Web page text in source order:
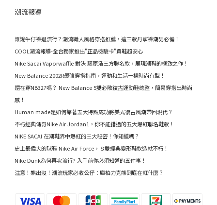
潮流報導
誰說牛仔褲退流行？潮流職人風格穿搭推薦，這三款丹寧褲潮男必備！
COOL潮流報導-全台獨家推出"正品檢驗卡"買鞋超安心
Nike Sacai Vaporwaffle 對決 藤原浩三方聯名款，展現潮鞋的極致之作！
New Balance 2002R最強穿搭指南，運動和生活一樣時尚有型！
還在穿NB327嗎？ New Balance 5雙必敗復古運動鞋總整，簡易穿搭出時尚
感！
Human made是如何靠著五大特點成功將美式復古風潮帶回現代？
不朽經典傳奇Nike Air Jordan1，你不能錯過的五大爆紅聯名鞋款！
NIKE SACAI 在潮鞋界中爆紅的三大秘密！你知道嗎？
史上最偉大的球鞋 Nike Air Force，８雙經典變形鞋款造就不朽！
Nike Dunk為何再次流行? 入手前你必須知道的五件事！
注意！熊出沒！潮流玩家必收公仔：庫柏力克熊到底在紅什麼？